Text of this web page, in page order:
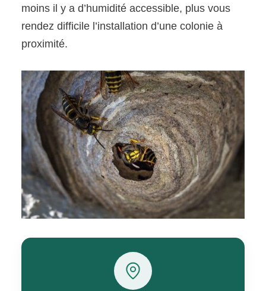
moins il y a d’humidité accessible, plus vous
rendez difficile l’installation d’une colonie à
proximité.